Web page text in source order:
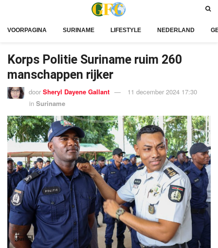
VOORPAGINA SURINAME LIFESTYLE NEDERLAND
Korps Politie Suriname ruim 260
manschappen rijker
door Sheryl Dayene Gallant
11 december 2024 17:30
in Suriname